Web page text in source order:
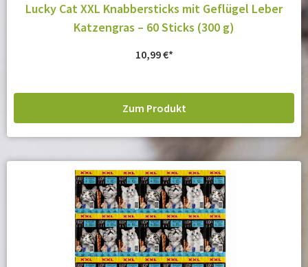
Lucky Cat XXL Knabbersticks mit Geflügel Leber
Katzengras – 60 Sticks (300 g)
10,99€
Zum Produkt